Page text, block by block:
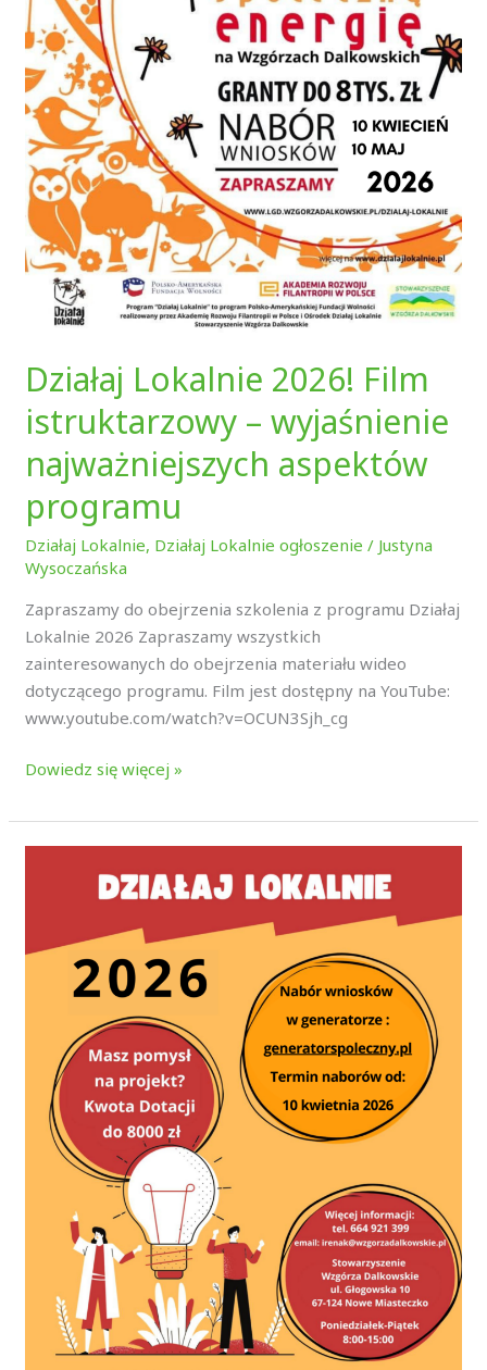
Działaj Lokalnie 2026! Film
istruktarzowy – wyjaśnienie
najważniejszych aspektów
programu
Działaj Lokalnie, Działaj Lokalnie ogłoszenie / Justyna
Wysoczańska
Zapraszamy do obejrzenia szkolenia z programu Działaj
Lokalnie 2026 Zapraszamy wszystkich
zainteresowanych do obejrzenia materiału wideo
dotyczącego programu. Film jest dostępny na YouTube:
www.youtube.com/watch?v=OCUN3Sjh_cg
Dowiedz się więcej »
2026!